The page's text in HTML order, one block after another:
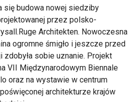
się budowa nowej siedziby
przez polsko-
Architekten. Nowoczesna
ogromne śmigło i jeszcze przed
sobie uznanie. Projekt
VII Międzynarodowym Biennale
oraz na wystawie w centrum
architekturze krajów